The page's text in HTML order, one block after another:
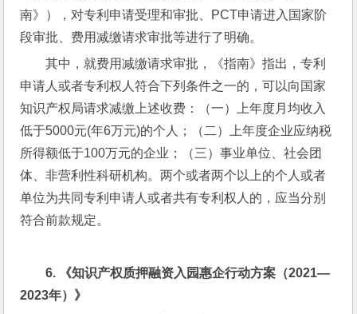
南》），对专利申请受理和审批、PCT申请进入国家阶
段审批、费用减缴请求审批等进行了明确。
其中，就费用减缴请求审批，《指南》指出，专利
申请人或者专利权人符合下列条件之一的，可以向国家
知识产权局请求减缴上述收费：（一）上年度月均收入
低于5000元(年6万元)的个人；（二）上年度企业应纳税
所得额低于100万元的企业；（三）事业单位、社会团
体、非营利性科研机构。两个或者两个以上的个人或者
单位为共同专利申请人或者共有专利权人的，应当分别
符合前款规定。
6. 《知识产权质押融资入园惠企行动方案（2021—
2023年）》